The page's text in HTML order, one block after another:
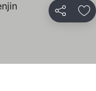
分享 放